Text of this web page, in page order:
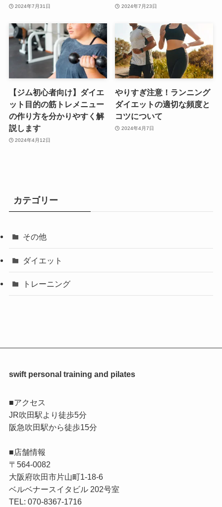
2024年7月31日 2024年7月23日
【ジム初心者向け】ダイエ
ット目的の筋トレメニュー
の作り方を分かりやすく解
説します
2024年4月12日
やりすぎ注意！ランニング
ダイエットの適切な頻度と
コツについて
2024年4月7日
カテゴリー
その他
ダイエット
トレーニング
swift personal training and pilates
■アクセス
JR吹田駅より徒歩5分
阪急吹田駅から徒歩15分
■店舗情報
〒564-0082
大阪府吹田市片山町1-18-6
ベルベナースイタビル 202号室
TEL: 070-8367-1716